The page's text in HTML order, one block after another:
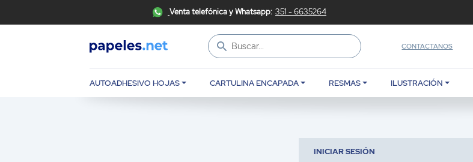
Venta telefónica y Whatsapp: 351 - 6635264
CONTACTANOS
AUTOADHESIVO HOJAS CARTULINA ENCAPADA RESMAS ILUSTRACIÓN
INICIAR SESIÓN